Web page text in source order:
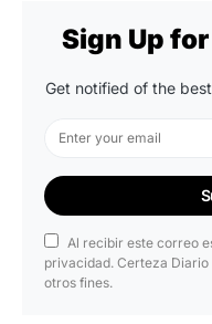
Sign Up
Get notified of the
Al recibir este correo
privacidad. Certeza
otros fines.